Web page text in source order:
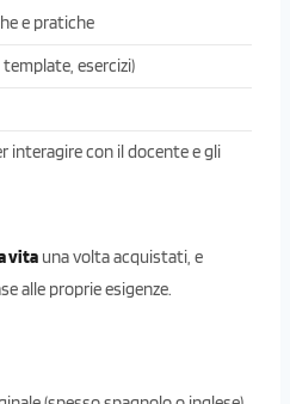
e pratiche
template, esercizi)
interagire con il docente e gli
vita una volta acquistati, e
alle proprie esigenze.